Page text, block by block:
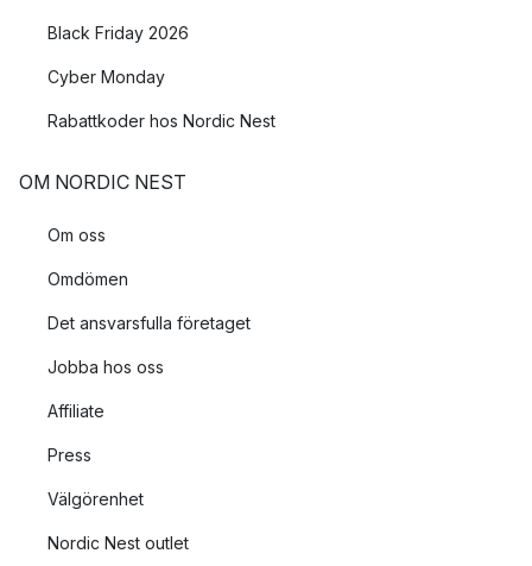
Black Friday 2026
Cyber Monday
Rabattkoder hos Nordic Nest
OM NORDIC NEST
Om oss
Omdömen
Det ansvarsfulla företaget
Jobba hos oss
Affiliate
Press
Välgörenhet
Nordic Nest outlet